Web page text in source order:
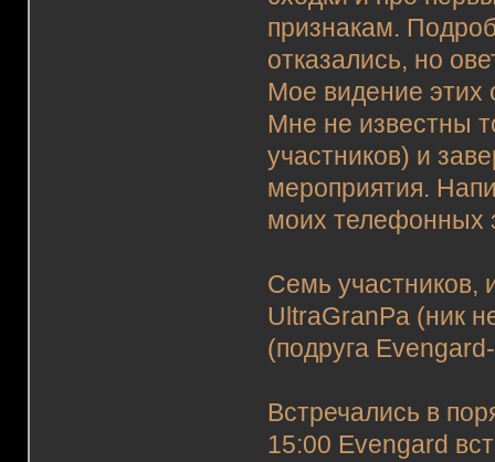
признакам.
отказались, но
Мое видение
Мне не известны
участников) и
мероприятия.
моих телефонных
Семь участников,
UltraGranPa (ник
(подруга
Встречались в
15:00 Evengard